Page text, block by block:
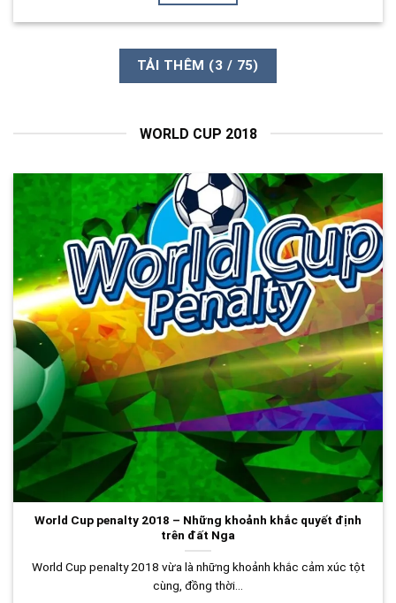
TẢI THÊM (3 / 75)
WORLD CUP 2018
World Cup penalty 2018 – Những khoảnh khắc quyết định
trên đất Nga
World Cup penalty 2018 vừa là những khoảnh khắc cảm xúc tột
cùng, đồng thời...